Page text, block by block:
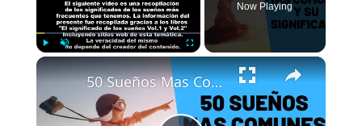
Fullscreen
Now Playing
×
50 Sueños Mas Comunes | Significado de los sueños